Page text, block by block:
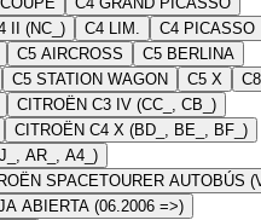
II (NC_) C4 LIM.
C4 PICASSO
C5 AIRCROSS
C5 BERLINA
C5 STATION WAGON C5 X
C8
CITROËN C3 IV (CC_, CB_)
CITROËN C4 X (BD_, BE_, BF_)
AR_, A4_)
SPACETOURER AUTOBÚS
ABIERTA (06.2006 =>)